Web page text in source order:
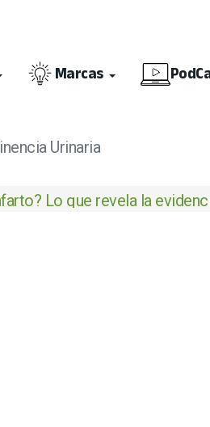
Marcas
Urinaria
Lo que revela la